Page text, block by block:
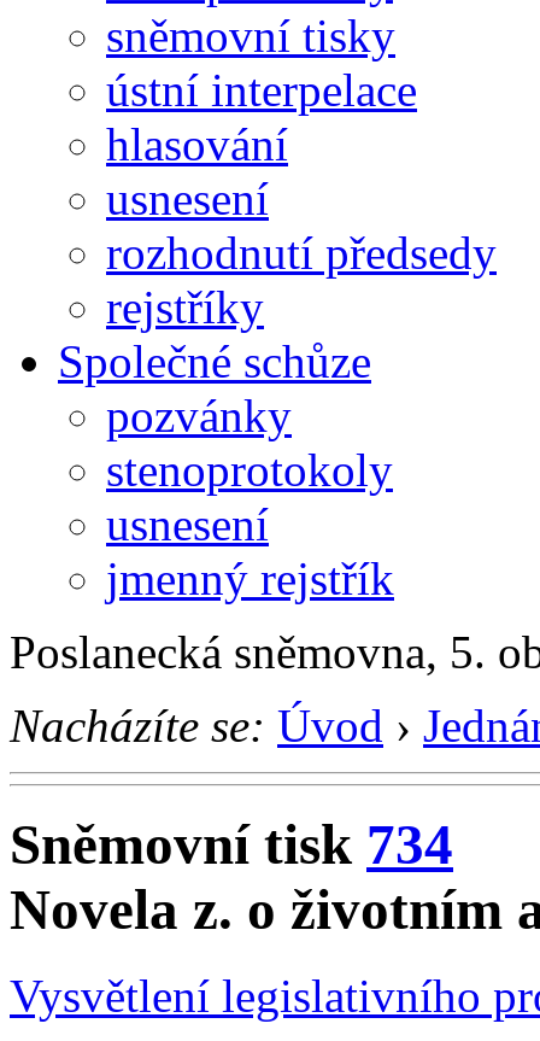
sněmovní tisky
ústní interpelace
hlasování
usnesení
rozhodnutí předsedy
rejstříky
Společné schůze
pozvánky
stenoprotokoly
usnesení
jmenný rejstřík
Poslanecká sněmovna, 5.
Nacházíte se: Úvod ›
Sněmovní tisk 734
Novela z. o životním
Vysvětlení legislativního